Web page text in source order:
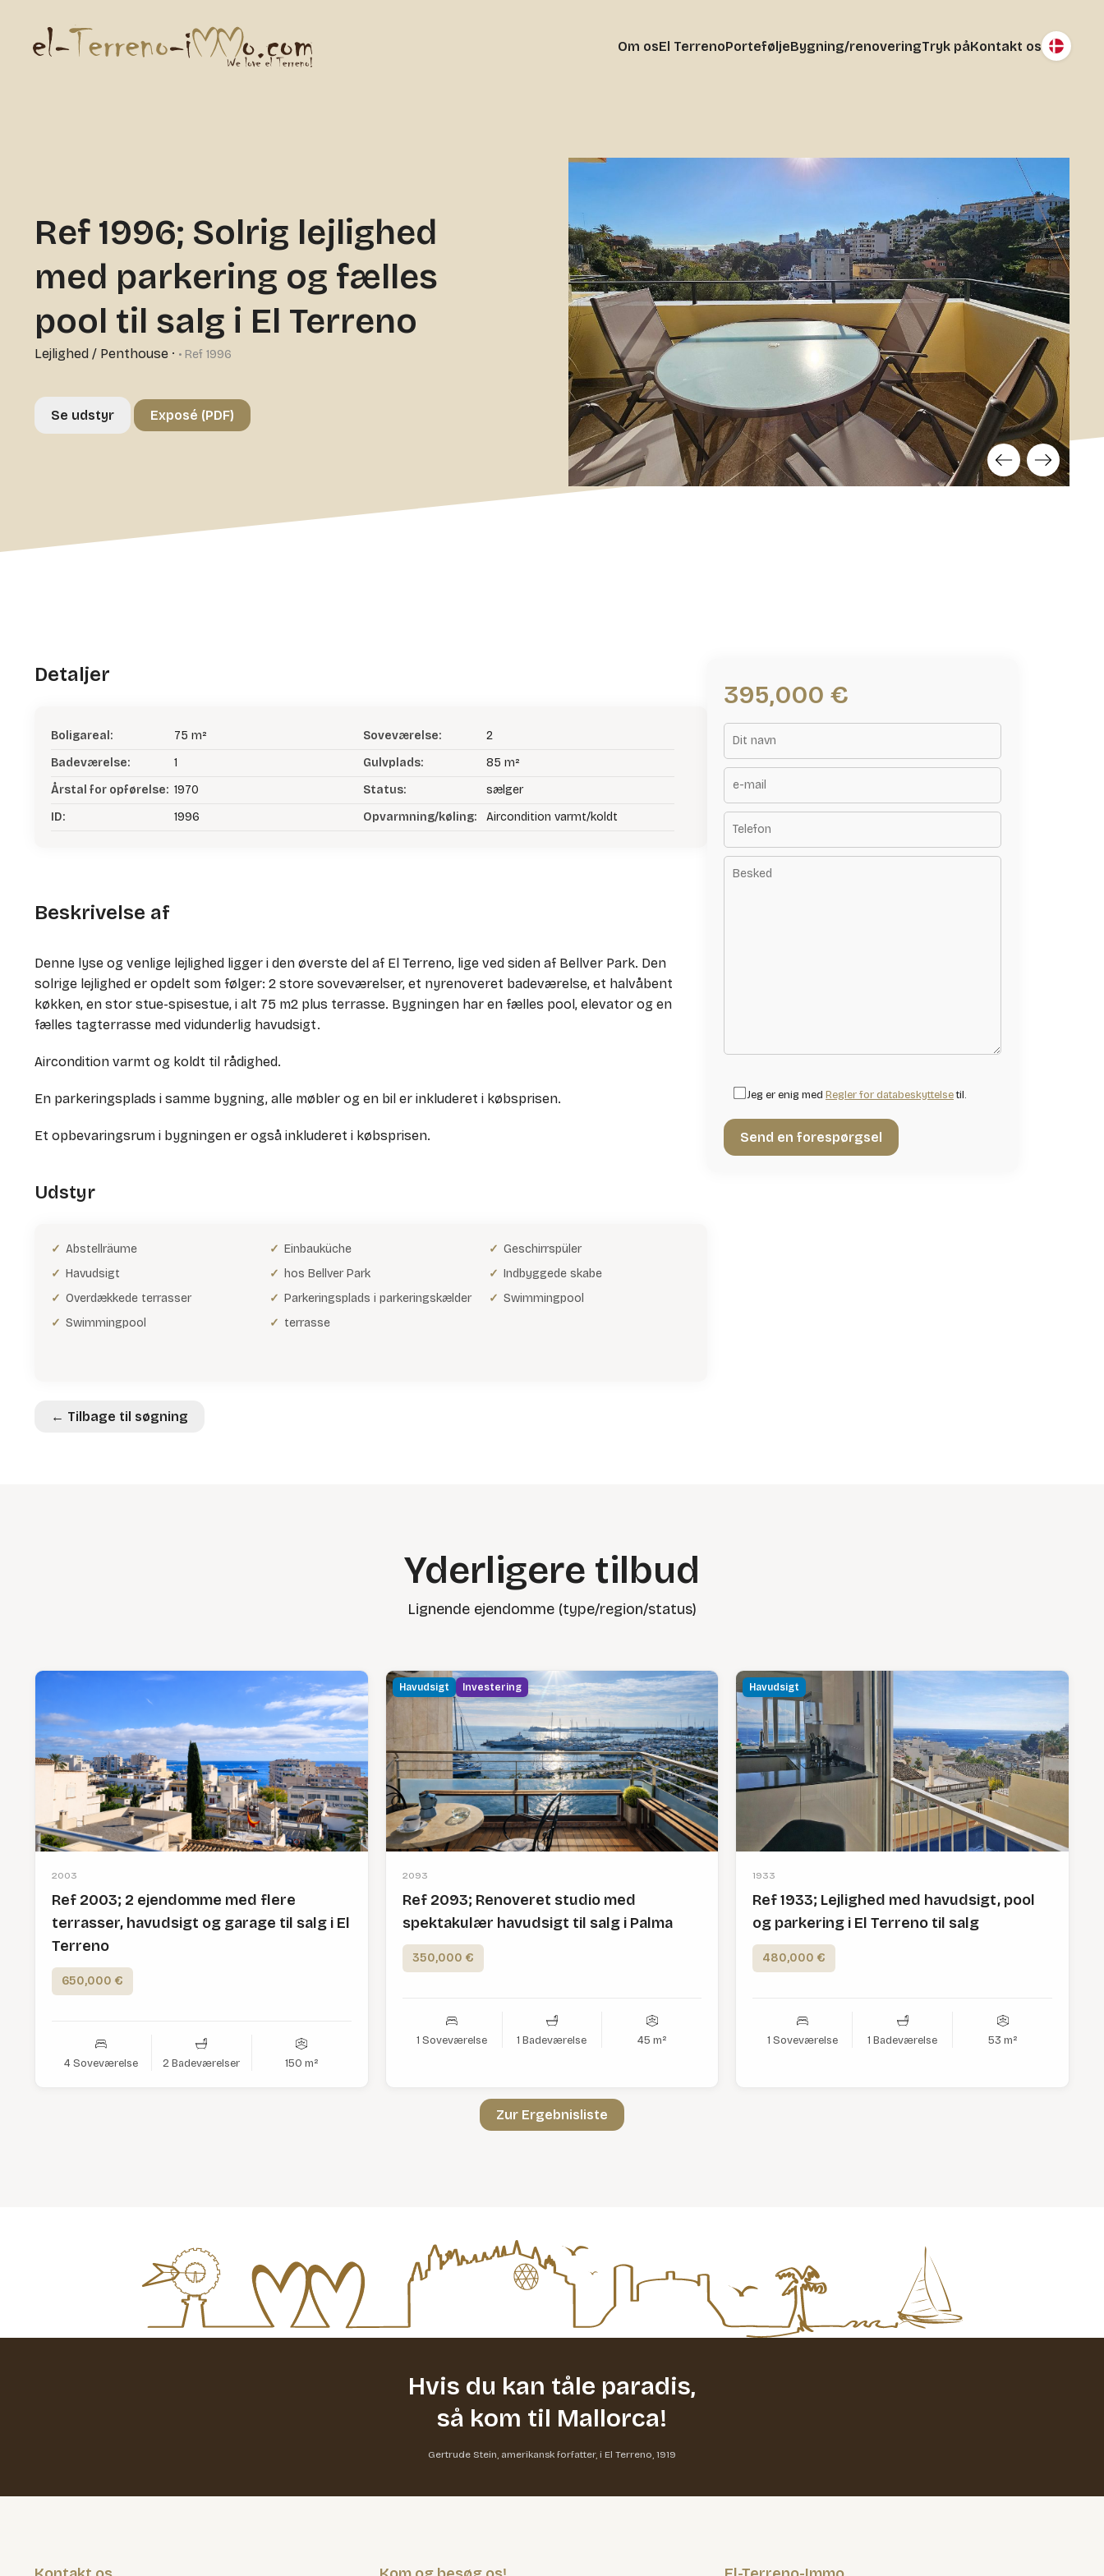
Om osEl TerrenoPorteføljeBygning/renoveringTryk påKontakt os
Ref 1996; Solrig lejlighed
med parkering og fælles
pool til salg i El Terreno
Lejlighed / Penthouse · • Ref 1996
Se udstyr Exposé (PDF)
Detaljer
Boligareal: 75 m² Soveværelse:
2
Badeværelse:
1 Gulvplads:
85 m²
Årstal for opførelse: 1970 Status:
sælger
ID:
1996 Opvarmning/køling: Aircondition varmt/koldt
Beskrivelse af
Denne lyse og venlige lejlighed ligger i den øverste del af El Terreno, lige ved siden af Bellver Park. Den
solrige lejlighed er opdelt som følger: 2 store soveværelser, et nyrenoveret badeværelse, et halvåbent
køkken, en stor stue-spisestue, i alt 75 m2 plus terrasse. Bygningen har en fælles pool, elevator og en
fælles tagterrasse med vidunderlig havudsigt.
Aircondition varmt og koldt til rådighed.
En parkeringsplads i samme bygning, alle møbler og en bil er inkluderet i købsprisen.
Et opbevaringsrum i bygningen er også inkluderet i købsprisen.
Udstyr
Abstellräume Einbauküche
Geschirrspüler
Havudsigt
hos Bellver Park
Indbyggede skabe
Overdækkede terrasser
Parkeringsplads i parkeringskælder
Swimmingpool
Swimmingpool
terrasse
← Tilbage til søgning
395,000 €
Jeg er enig med Regler for databeskyttelsetil.
Yderligere tilbud
Lignende ejendomme (type/region/status)
2003
Ref 2003; 2 ejendomme med flere
terrasser, havudsigt og garage til salg i El
Terreno
650,000 €
4 Soveværelse 2 Badeværelser 150 m²
Havudsigt Investering
2093
Ref 2093; Renoveret studio med
spektakulær havudsigt til salg i Palma
350,000 €
1 Soveværelse 1 Badeværelse 45 m²
Havudsigt
1933
Ref 1933; Lejlighed med havudsigt, pool
og parkering i El Terreno til salg
480,000 €
1 Soveværelse 1 Badeværelse 53 m²
Zur Ergebnisliste
Hvis du kan tåle paradis,
så kom til Mallorca!
Gertrude Stein, amerikansk forfatter, i El Terreno, 1919